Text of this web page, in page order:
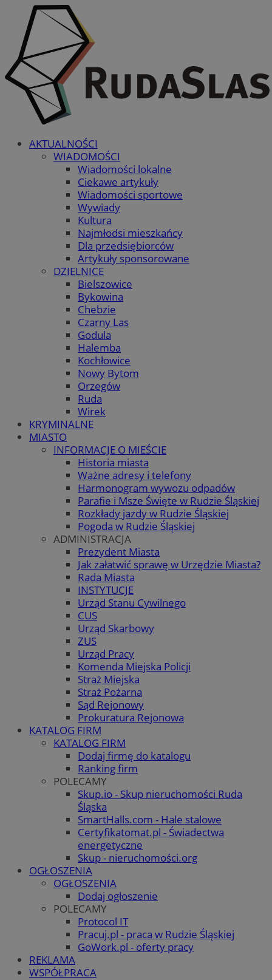
AKTUALNOŚCI
WIADOMOŚCI
Wiadomości lokalne
Ciekawe artykuły
Wiadomości sportowe
Wywiady
Kultura
Najmłodsi mieszkańcy
Dla przedsiębiorców
Artykuły sponsorowane
DZIELNICE
Bielszowice
Bykowina
Chebzie
Czarny Las
Godula
Halemba
Kochłowice
Nowy Bytom
Orzegów
Ruda
Wirek
KRYMINALNE
MIASTO
INFORMACJE O MIEŚCIE
Historia miasta
Ważne adresy i telefony
Harmonogram wywozu odpadów
Parafie i Msze Święte w Rudzie Śląskiej
Rozkłady jazdy w Rudzie Śląskiej
Pogoda w Rudzie Śląskiej
ADMINISTRACJA
Prezydent Miasta
Jak załatwić sprawę w Urzędzie Miasta?
Rada Miasta
INSTYTUCJE
Urząd Stanu Cywilnego
CUS
Urząd Skarbowy
ZUS
Urząd Pracy
Komenda Miejska Policji
Straż Miejska
Straż Pożarna
Sąd Rejonowy
Prokuratura Rejonowa
KATALOG FIRM
KATALOG FIRM
Dodaj firmę do katalogu
Ranking firm
POLECAMY
Skup.io - Skup nieruchomości Ruda
Śląska
SmartHalls.com - Hale stalowe
Certyfikatomat.pl - Świadectwa
energetyczne
Skup - nieruchomości.org
OGŁOSZENIA
OGŁOSZENIA
Dodaj ogłoszenie
POLECAMY
Protocol IT
Pracuj.pl - praca w Rudzie Śląskiej
GoWork.pl - oferty pracy
REKLAMA
WSPÓŁPRACA